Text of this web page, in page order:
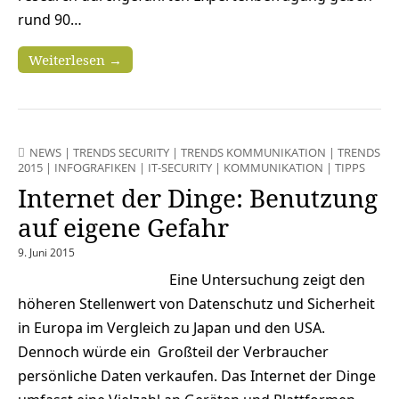
rund 90…
Weiterlesen →
NEWS | TRENDS SECURITY | TRENDS KOMMUNIKATION | TRENDS
2015 | INFOGRAFIKEN | IT-SECURITY | KOMMUNIKATION | TIPPS
Internet der Dinge: Benutzung
auf eigene Gefahr
9. Juni 2015
Eine Untersuchung zeigt den
höheren Stellenwert von Datenschutz und Sicherheit
in Europa im Vergleich zu Japan und den USA.
Dennoch würde ein Großteil der Verbraucher
persönliche Daten verkaufen. Das Internet der Dinge